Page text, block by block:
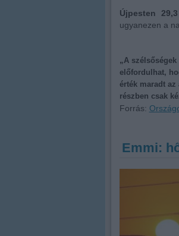
Újpesten 29,3
ugyanezen a
„A
előfordulhat,
érték maradt
részben csak
Forrás:
Emmi: